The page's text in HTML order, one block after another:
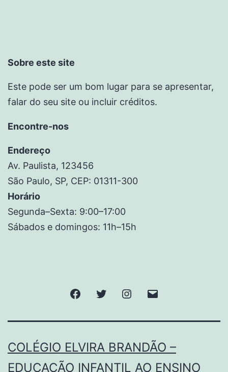
Sobre este site
Este pode ser um bom lugar para se apresentar,
falar do seu site ou incluir créditos.
Encontre-nos
Endereço
Av. Paulista, 123456
São Paulo, SP, CEP: 01311-300
Horário
Segunda–Sexta: 9:00–17:00
Sábados e domingos: 11h–15h
COLÉGIO ELVIRA BRANDÃO –
EDUCAÇÃO INFANTIL AO ENSINO